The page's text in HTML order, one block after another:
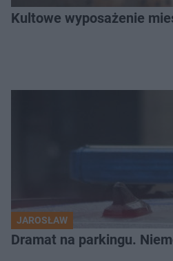
Kultowe wyposażenie
JAROSŁAW
Dramat na parkingu.